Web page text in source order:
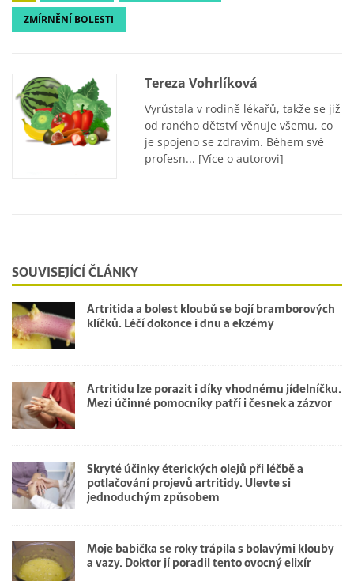
ZMÍRNĚNÍ BOLESTI
Tereza Vohrlíková
Vyrůstala v rodině lékařů, takže se již
od raného dětství věnuje všemu, co
je spojeno se zdravím. Během své
profesn... [Více o autorovi]
SOUVISEJÍCÍ ČLÁNKY
Artritida a bolest kloubů se bojí bramborových
klíčků. Léčí dokonce i dnu a ekzémy
Artritidu lze porazit i díky vhodnému jídelníčku.
Mezi účinné pomocníky patří i česnek a zázvor
Skryté účinky éterických olejů při léčbě a
potlačování projevů artritidy. Ulevte si
jednoduchým způsobem
Moje babička se roky trápila s bolavými klouby
a vazy. Doktor jí poradil tento ovocný elixír